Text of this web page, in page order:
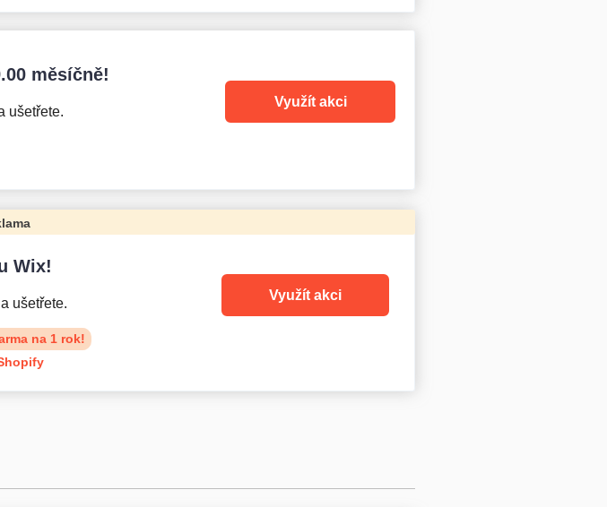
měsíčně!
ušetřete.
Využít akci
Wix!
ušetřete.
na 1 rok!
Využít akci